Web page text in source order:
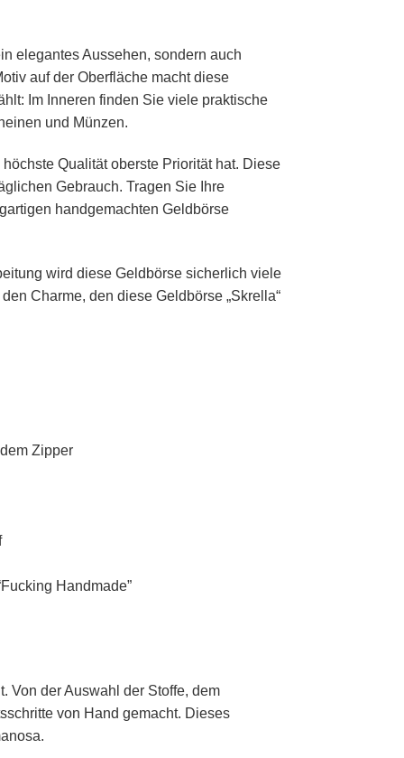
elegantes Aussehen, sondern auch
auf der Oberfläche macht diese
Im Inneren finden Sie viele praktische
und Münzen.
Qualität oberste Priorität hat. Diese
Gebrauch. Tragen Sie Ihre
handgemachten Geldbörse
wird diese Geldbörse sicherlich viele
Charme, den diese Geldbörse „Skrella“
Zipper
Handmade”
Von der Auswahl der Stoffe, dem
von Hand gemacht. Dieses